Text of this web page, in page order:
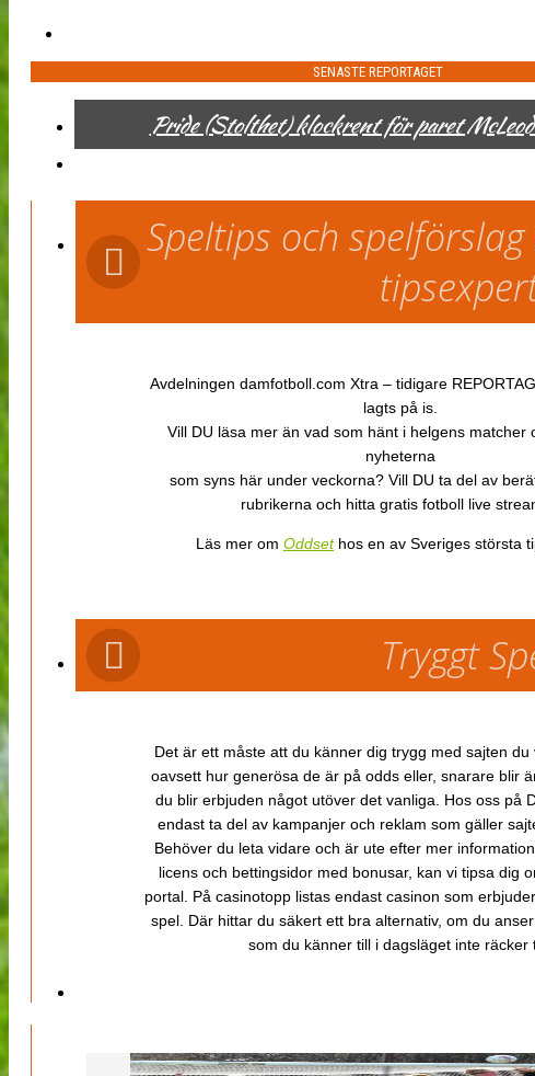
SENASTE REPORTAGET
Pride (Stolthet) klockrent för paret McLeod
Speltips och
Avdelningen damfotboll.com Xtra – tidigare
lagts på is.
Vill DU läsa mer än vad som hänt i helgens matcher
nyheterna
som syns här under veckorna? Vill DU ta del av
rubrikerna och hitta gratis fotboll live
Läs mer om Oddsethos en av Sveriges största
Tryggt
Det är ett måste att du känner dig trygg med sajten du
oavsett hur generösa de är på odds eller, snarare blir
du blir erbjuden något utöver det vanliga. Hos oss på
endast ta del av kampanjer och reklam som gäller
Behöver du leta vidare och är ute efter mer
licens och bettingsidor med bonusar, kan vi tipsa dig
portal. På casinotopp listas endast casinon som
spel. Där hittar du säkert ett bra alternativ, om du
som du känner till i dagsläget inte räcker